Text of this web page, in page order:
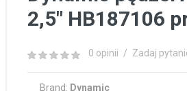
2,5" HB187106
0 opinii / Zadaj
Brand: Dynamic